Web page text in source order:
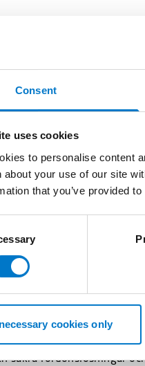
Consent
uses cookies
to personalise content
about your use of our site
that you’ve provided
cookies only
och säkert som
ärendehantering,
och sirenlösningar
från en och samma
säkra fordonslösningar